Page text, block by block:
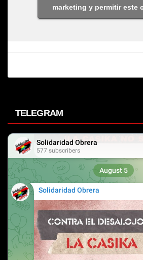
marketing y permitir este
TELEGRAM